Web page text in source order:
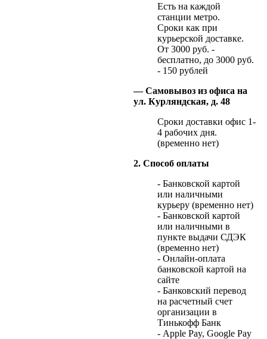
Есть на каждой
станции метро.
Сроки как при
курьерской доставке.
От 3000 руб. -
бесплатно, до 3000 руб.
- 150 рублей
— Самовывоз из офиса на
ул. Курляндская, д. 48
Сроки доставки офис 1-
4 рабочих дня.
(временно нет)
2. Способ оплаты
- Банковской картой
или наличными
курьеру (временно нет)
- Банковской картой
или наличными в
пункте выдачи СДЭК
(временно нет)
- Онлайн-оплата
банковской картой на
сайте
- Банковский перевод
на расчетный счет
организации в
Тинькофф Банк
- Apple Pay, Google Pay